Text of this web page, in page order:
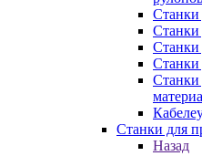
Станки
Станки
Станки
Станки
Станки для
Назад